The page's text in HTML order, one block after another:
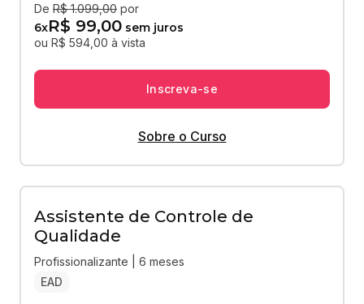
De R$ 1.099,00 por
6xR$ 99,00 sem juros
ou R$ 594,00 à vista
Inscreva-se
Sobre o Curso
Assistente de Controle de
Qualidade
Profissionalizante | 6 meses
EAD